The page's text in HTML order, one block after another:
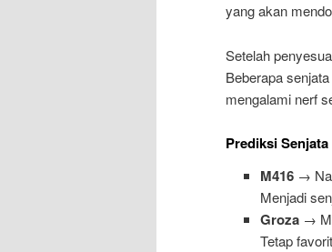
yang akan
Setelah
Beberapa
mengalami nerf
Prediksi
M416→
Menjadi
Groza→
Tetap